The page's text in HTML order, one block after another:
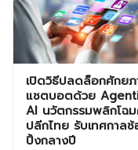
เปิดวิธีปลดล็อกศักย
แชตบอตด้วย
AI นวัตกรรมพลิกโฉ
ปลีกไทย รับเทศกาล
ปิ้งกลางปี